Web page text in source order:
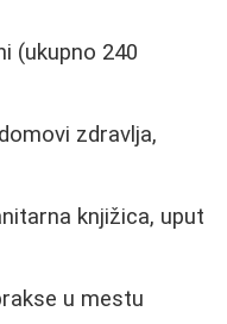
(ukupno 240
zdravlja,
knjižica, uput
u mestu